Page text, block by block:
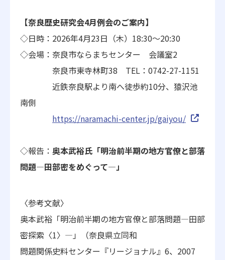
【奈良歴史研究会4月例会のご案内】
◇日時：2026年4月23日（木）18:30～20:30
◇会場：奈良市ならまちセンター 会議室2
奈良市東寺林町38 TEL：0742-27-1151
近鉄奈良駅より南へ徒歩約10分、猿沢池
南側
https://naramachi-center.jp/gaiyou/
◇報告： 奥本武裕氏「明治前半期の地方官僚と部落
問題―田部密をめぐって―」
〈参考文献〉
奥本武裕「明治前半期の地方官僚と部落問題―田部
密探索〈1〉― 」（奈良県立同和
問題関係史料センター『リージョナル』6、2007